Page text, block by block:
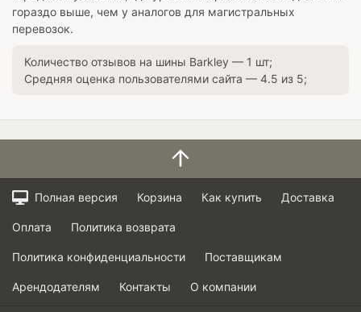
гораздо выше, чем у аналогов для магистральных
перевозок.
Количество отзывов на шины Barkley — 1 шт;
Средняя оценка пользователями сайта — 4.5 из 5;
Полная версия Корзина Как купить Доставка
Оплата Политика возврата
Политика конфиденциальности Поставщикам
Арендодателям Контакты О компании